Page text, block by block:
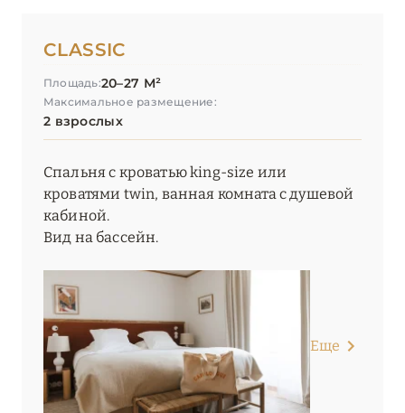
CLASSIC
Площадь:20–27 М²
Максимальное размещение:
2 взрослых
Спальня с кроватью king-size или
кроватями twin, ванная комната с душевой
кабиной.
Вид на бассейн.
Еще